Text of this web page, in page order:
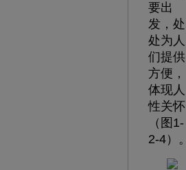
要出
发，处
处为人
们提供
方便，
体现人
性关怀
（图1-
2-4）。